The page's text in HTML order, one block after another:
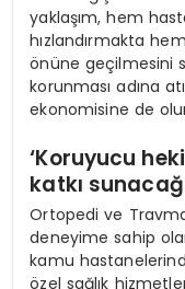
yaklaşım, hem
hızlandırmakta
önüne geçilmesini
korunması adına
ekonomisine de
‘Koruyucu
katkı
Ortopedi ve
deneyime sahip
kamu
özel sağlık